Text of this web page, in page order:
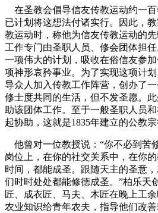
在圣教会倡导信友传教运动约一百
已计划将这想法付诸实行。因此，
教运动时，称他为信友传教运动的
工作专门由圣职人员、修会团体担
一项伟大的计划，吸收在俗信友参
项神形哀矜事业。为了实现这项计
导众人加入传教工作阵营，创办了
修士度共同的生活，但不发圣愿。
助该团体工作。至于一般圣职人员
起协助，这就是1835年建立的公教宗
他曾对一位教授说：“你不必到苦
岗位上，在你的社交关系中，在你
时间，都能成圣。跟随天主的圣意
们时时处处都能修德成圣。”柏乐天
匠、成衣匠、马夫、木匠在晚上工
农业知识给青年农夫，指导他们改